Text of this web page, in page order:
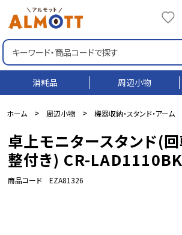
消耗品 周辺小物
ホーム > 周辺小物 > 機器収納・スタンド・アーム
卓上モニタースタンド(回
整付き) CR-LAD1110BK
商品コード EZA81326